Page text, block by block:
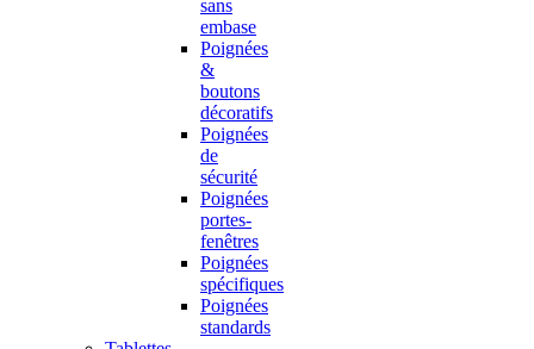
sans
embase
Poignées
&
boutons
décoratifs
Poignées
de
sécurité
Poignées
portes-
fenêtres
Poignées
spécifiques
Poignées
standards